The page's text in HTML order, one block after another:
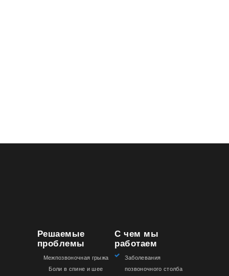
Решаемые
проблемы
Межпозвоночная грыжа
Боли в спине и шее
С чем мы
работаем
Заболевания
позвоночного столба